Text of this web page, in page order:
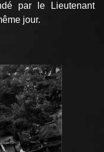
par le Lieutenant
jour.